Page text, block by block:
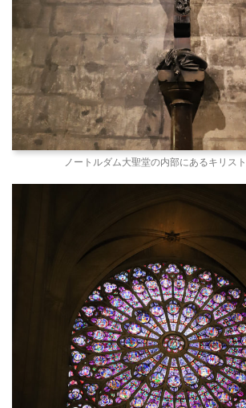
ノートルダム大聖堂の内部にあるキリス